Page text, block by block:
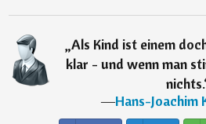
„Als Kind ist einem
klar - und wenn man
nichts.
―Hans-Joachim